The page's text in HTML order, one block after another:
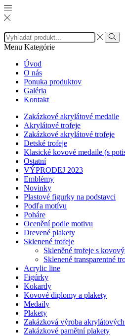
Search
input
Menu Kategórie
Úvod
O nás
Ponuka produktov
Galéria
Kontakt
Zakázkové akrylátové medaile
Akrylátové trofeje
Zakázkové akrylátové trofeje
Detské trofeje
Klasické kovové medaile (s
Ostatní
VÝPRODEJ 2023
Emblémy
Novinky
Plastové figurky na podstavci
Podľa motívu
Poháre
Ocenění podle motivu
Drevené plakety
Sklenené trofeje
Skleněné trofeje s
Sklenené transparentné
Acrylic line
Figúrky
Kokardy
Kovové diplomy a plakety
Medaily
Plakety
Zakázková výroba
Zakázkové pamětní plakety